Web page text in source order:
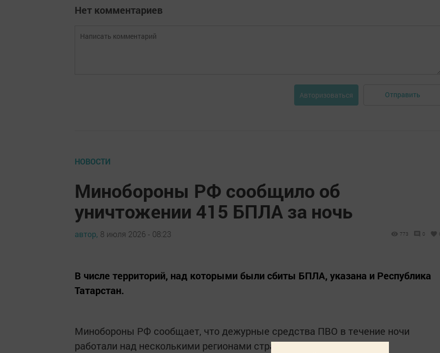
Нет комментариев
Авторизоваться Отправить
НОВОСТИ
Минобороны РФ сообщило об
уничтожении 415 БПЛА за ночь
автор, 8 июля 2026 - 08:23 773 0
В числе территорий, над которыми были сбиты БПЛА, указана и Республика
Татарстан.
Минобороны РФ сообщает, что дежурные средства ПВО в течение ночи
работали над несколькими регионами страны.